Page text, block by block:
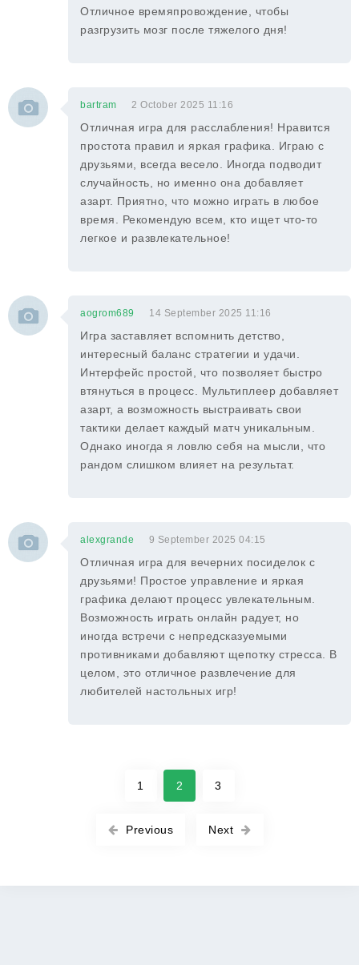
Отличное времяпровождение, чтобы
разгрузить мозг после тяжелого дня!
bartram 2 October 2025 11:16
Отличная игра для расслабления! Нравится
простота правил и яркая графика. Играю с
друзьями, всегда весело. Иногда подводит
случайность, но именно она добавляет
азарт. Приятно, что можно играть в любое
время. Рекомендую всем, кто ищет что-то
легкое и развлекательное!
aogrom689 14 September 2025 11:16
Игра заставляет вспомнить детство,
интересный баланс стратегии и удачи.
Интерфейс простой, что позволяет быстро
втянуться в процесс. Мультиплеер добавляет
азарт, а возможность выстраивать свои
тактики делает каждый матч уникальным.
Однако иногда я ловлю себя на мысли, что
рандом слишком влияет на результат.
alexgrande 9 September 2025 04:15
Отличная игра для вечерних посиделок с
друзьями! Простое управление и яркая
графика делают процесс увлекательным.
Возможность играть онлайн радует, но
иногда встречи с непредсказуемыми
противниками добавляют щепотку стресса. В
целом, это отличное развлечение для
любителей настольных игр!
Previous
1 2 3
Next